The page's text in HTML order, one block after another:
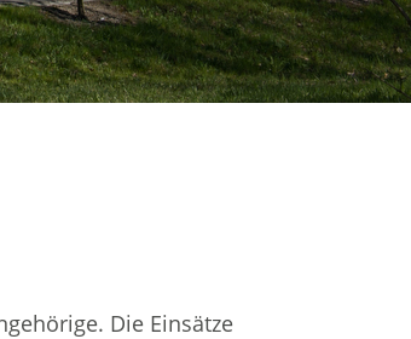
Die Einsätze